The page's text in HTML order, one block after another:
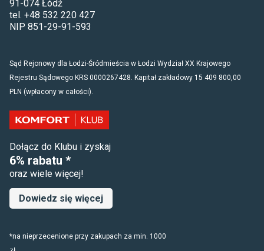
91-074 Łódź
tel. +48 532 220 427
NIP 851-29-91-593
Sąd Rejonowy dla Łodzi-Śródmieścia w Łodzi Wydział XX Krajowego
Rejestru Sądowego KRS 0000267428. Kapitał zakładowy 15 409 800,00
PLN (wpłacony w całości).
Dołącz do Klubu i zyskaj
6% rabatu *
oraz wiele więcej!
Dowiedz się więcej
*na nieprzecenione przy zakupach za min. 1000